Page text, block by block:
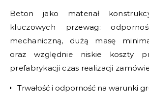
Beton jako materiał
kluczowych przewag:
mechaniczną, dużą masę
oraz względnie niskie koszty
prefabrykacji czas realizacji
Trwałość i odporność na warunki